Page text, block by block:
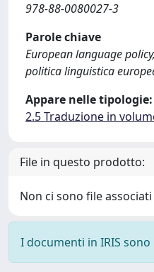
978-88-0080027-3
Parole chiave
European language
politica linguistica
Appare nelle tipologie:
2.5 Traduzione in
File in questo prodotto:
Non ci sono file
I documenti in IRIS